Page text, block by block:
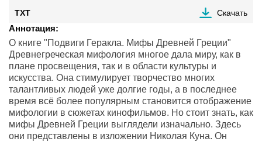
TXT Скачать
Аннотация:
О книге "Подвиги Геракла. Мифы Древней Греции"
Древнегреческая мифология многое дала миру, как в
плане просвещения, так и в области культуры и
искусства. Она стимулирует творчество многих
талантливых людей уже долгие годы, а в последнее
время всё более популярным становится отображение
мифологии в сюжетах кинофильмов. Но стоит знать, как
мифы Древней Греции выглядели изначально. Здесь
они представлены в изложении Николая Куна. Он